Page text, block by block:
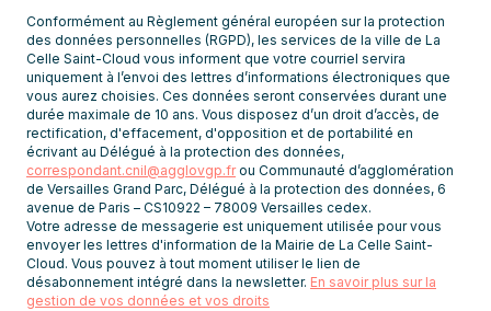
Veuillez indiquer la somme
en chiffres
RGPD
J’accepte la
politique de
confidentialité.
recevoir
les
newsletters
Conformément au Règlement général européen sur la protection
des données personnelles (RGPD), les services de la ville de La
Celle Saint-Cloud vous informent que votre courriel servira
uniquement à l’envoi des lettres d’informations électroniques que
vous aurez choisies. Ces données seront conservées durant une
durée maximale de 10 ans. Vous disposez d’un droit d’accès, de
rectification, d'effacement, d'opposition et de portabilité en
écrivant au Délégué à la protection des données,
correspondant.cnil@agglovgp.frou Communauté d’agglomération
de Versailles Grand Parc, Délégué à la protection des données, 6
avenue de Paris – CS10922 – 78009 Versailles cedex.
Votre adresse de messagerie est uniquement utilisée pour vous
envoyer les lettres d'information de la Mairie de La Celle Saint-
Cloud. Vous pouvez à tout moment utiliser le lien de
désabonnement intégré dans la newsletter. En savoir plus sur la
gestion de vos données et vos droits